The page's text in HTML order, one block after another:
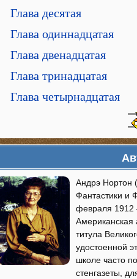
Глава десятая
Глава одиннадцатая
Глава двенадцатая
Глава тринадцатая
Глава четырнадцатая
Андрэ Нортон
Фантастики и
февраля 1912
Американская
титула
удостоенной
школе часто
стенгазеты,